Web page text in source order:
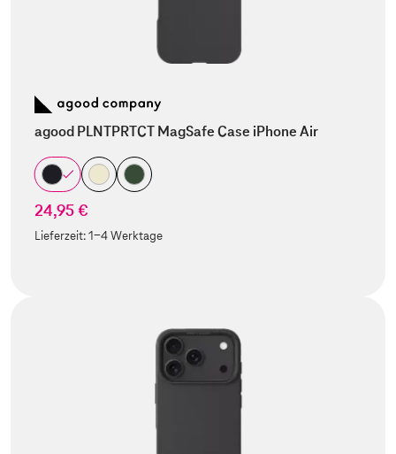
agood PLNTPRTCT MagSafe Case iPhone Air
24,95 €
Lieferzeit:1-4 Werktage